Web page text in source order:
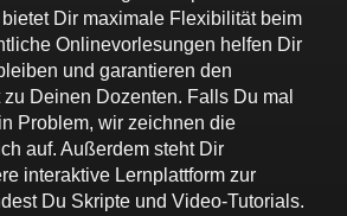
Dir maximale Flexibilität beim
Onlinevorlesungen helfen Dir
und garantieren den
zu Deinen Dozenten. Falls Du mal
Problem, wir zeichnen die
auf. Außerdem steht Dir
interaktive Lernplattform zur
Du Skripte und Video-Tutorials.